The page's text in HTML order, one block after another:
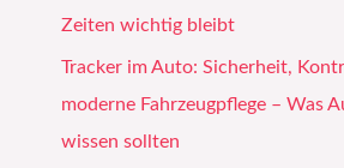
Zeiten wichtig bleibt
Tracker im Auto: Sicherheit,
moderne Fahrzeugpflege – Was
wissen sollten